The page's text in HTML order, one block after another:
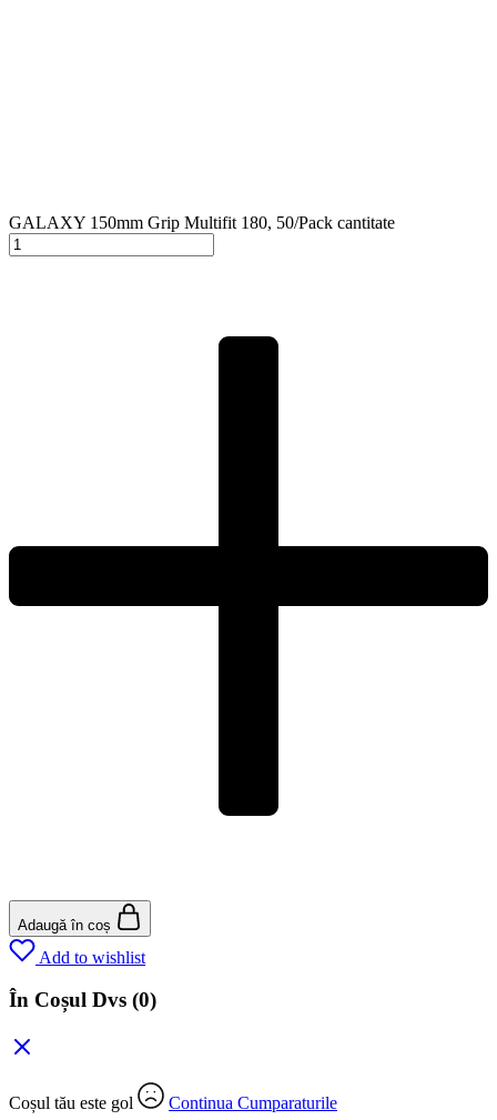
GALAXY 150mm Grip Multifit 180, 50/Pack cantitate
Adaugă în coș
Add to wishlist
În Coșul Dvs (0)
Coșul tău este gol Continua Cumparaturile